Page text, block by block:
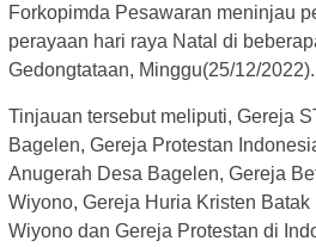
Forkopimda Pesawaran meninjau
perayaan hari raya Natal di
Gedongtataan, Minggu(25/12/2022).
Tinjauan tersebut meliputi, Gereja
Bagelen, Gereja Protestan
Anugerah Desa Bagelen, Gereja
Wiyono, Gereja Huria Kristen
Wiyono dan Gereja Protestan di